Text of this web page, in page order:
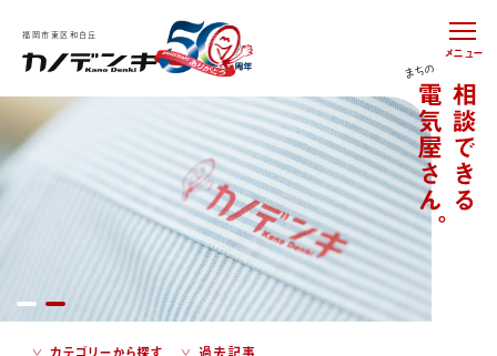
メニュー
福岡市東区和白丘